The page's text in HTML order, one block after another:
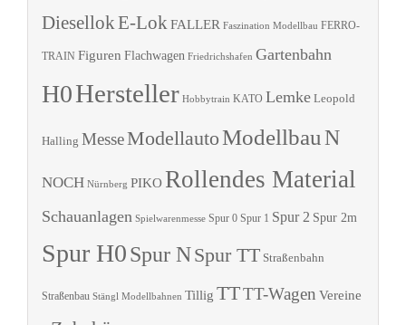
DiesellokE-LokFALLER Faszination Modellbau FERRO-
TRAIN Figuren Flachwagen Friedrichshafen Gartenbahn
H0Hersteller Hobbytrain KATO Lemke Leopold
Halling MesseModellautoModellbauN
NOCH Nürnberg PIKO Rollendes Material
Schauanlagen Spielwarenmesse Spur 0 Spur 1 Spur 2 Spur 2m
Spur H0Spur NSpur TT Straßenbahn
Straßenbau Stängl Modellbahnen Tillig TTTT-Wagen Vereine